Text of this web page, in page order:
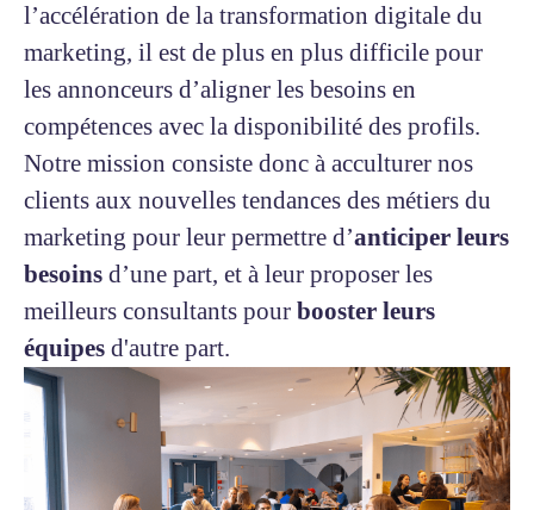
l’accélération de la transformation digitale du
marketing, il est de plus en plus difficile pour
les annonceurs d’aligner les besoins en
compétences avec la disponibilité des profils.
Notre mission consiste donc à acculturer nos
clients aux nouvelles tendances des métiers du
marketing pour leur permettre d’anticiper leurs
besoins d’une part, et à leur proposer les
meilleurs consultants pour booster leurs
équipes d'autre part.